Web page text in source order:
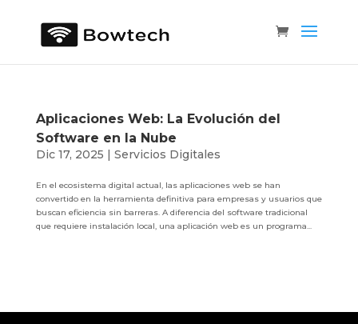
Aplicaciones Web: La Evolución del
Software en la Nube
Dic 17, 2025 | Servicios Digitales
En el ecosistema digital actual, las aplicaciones web se han
convertido en la herramienta definitiva para empresas y usuarios que
buscan eficiencia sin barreras. A diferencia del software tradicional
que requiere instalación local, una aplicación web es un programa...